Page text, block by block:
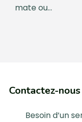
mate ou...
Contactez-
Besoin d’un